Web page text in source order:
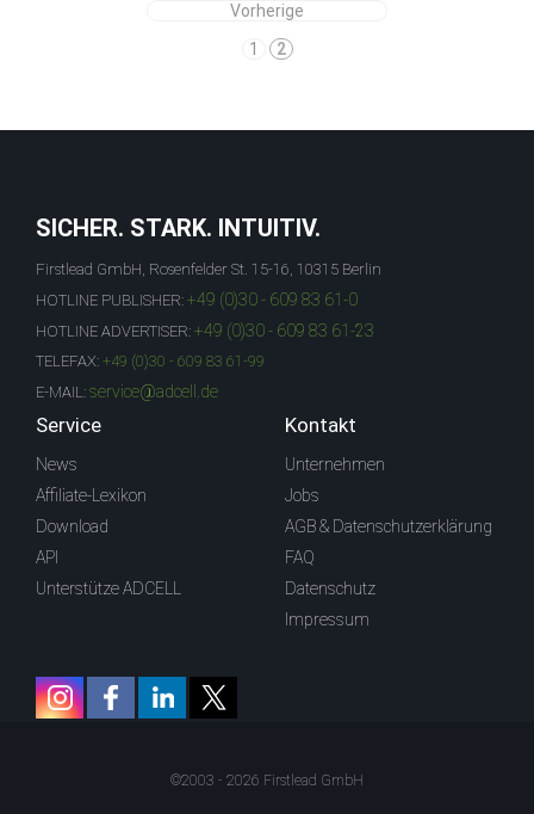
Vorherige
1
2
SICHER. STARK. INTUITIV.
Firstlead GmbH, Rosenfelder St. 15-16, 10315 Berlin
HOTLINE PUBLISHER: +49 (0)30 - 609 83 61-0
HOTLINE ADVERTISER: +49 (0)30 - 609 83 61-23
TELEFAX: +49 (0)30 - 609 83 61-99
E-MAIL: service@adcell.de
Service
News
Affiliate-Lexikon
Download
API
Unterstütze ADCELL
Kontakt
Unternehmen
Jobs
AGB & Datenschutzerklärung
FAQ
Datenschutz
Impressum
©2003 - 2026 Firstlead GmbH